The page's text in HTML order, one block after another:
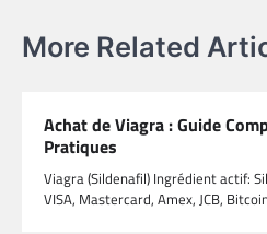
More Related
Achat de Viagra : Guide
Pratiques
Viagra (Sildenafil​) Ingrédient actif:
VISA, Mastercard, Amex, JCB,